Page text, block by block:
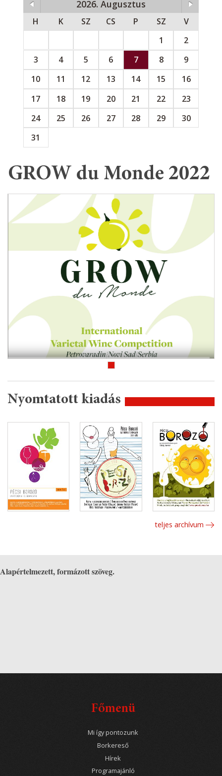
2026. Augusztus
H K SZ CS P SZ
V
1
2
3
4 5 6 7 8
9
10
11 12 13 14 15
16
17
18 19 20 21 22
23
24
25 26 27 28 29
30
31
GROW du Monde 2022
Nyomtatott kiadás
teljes archívum
Alapértelmezett, formázott szöveg.
Főmenü
Mi így pontozunk
Borkereső
Hírek
Programajánló